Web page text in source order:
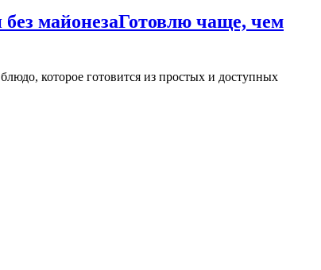
майонезаГотовлю чаще, чем
которое готовится из простых и доступных